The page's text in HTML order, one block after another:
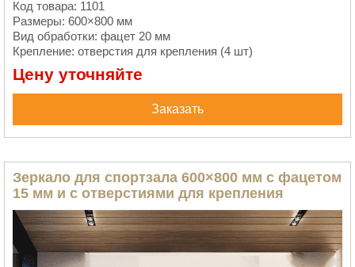
Код товара: 1101
Размеры: 600×800 мм
Вид обработки: фацет 20 мм
Крепление: отверстия для крепления (4 шт)
Цену уточняйте
Заказать
Зеркало для спортзала 600×800 мм с фацетом
15 мм и с отверстиями для крепления